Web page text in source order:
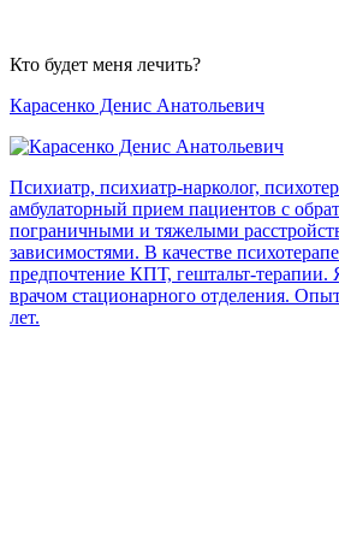
Кто будет меня лечить?
Карасенко Денис Анатольевич
Психиатр, психиатр-нарколог,
амбулаторный прием пациентов с
пограничными и тяжелыми
зависимостями. В качестве
предпочтение КПТ, гештальт-терапии.
врачом стационарного отделения.
лет.